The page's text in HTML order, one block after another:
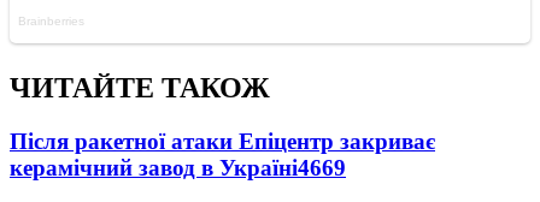
ЧИТАЙТЕ ТАКОЖ
Після ракетної атаки Епіцентр закриває
керамічний завод в Україні4669